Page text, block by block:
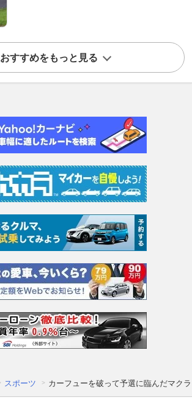
おすすめをもっと見る
スポーツ カーフューを破って予選に臨んだマク